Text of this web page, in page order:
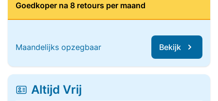
Goedkoper na 8 retours per maand
Maandelijks opzegbaar Bekijk
Altijd Vrij